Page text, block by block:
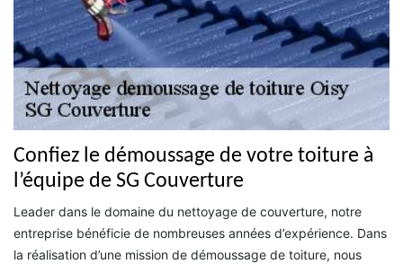
Confiez le démoussage de votre toiture à
l’équipe de SG Couverture
Leader dans le domaine du nettoyage de couverture, notre
entreprise bénéficie de nombreuses années d’expérience. Dans
la réalisation d’une mission de démoussage de toiture, nous